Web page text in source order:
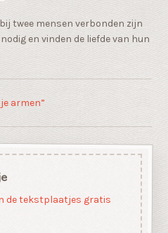
twee mensen verbonden zijn
en vinden de liefde van hun
armen”
de tekstplaatjes gratis